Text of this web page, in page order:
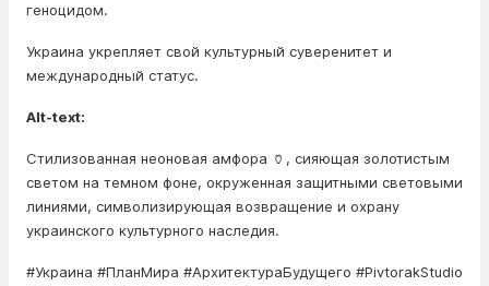
геноцидом.
Украина укрепляет свой культурный суверенитет и
международный статус.
Alt-text:
Стилизованная неоновая амфора 🏺, сияющая золотистым
светом на темном фоне, окруженная защитными световыми
линиями, символизирующая возвращение и охрану
украинского культурного наследия.
#Украина #ПланМира #АрхитектураБудущего #PivtorakStudio